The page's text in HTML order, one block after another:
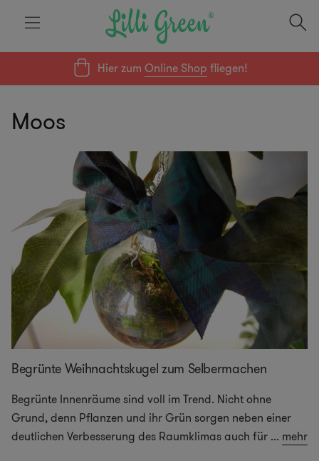
Hier zumOnline Shop fliegen!
Moos
Begrünte Weihnachtskugel zum Selbermachen
Begrünte Innenräume sind voll im Trend. Nicht ohne
Grund, denn Pflanzen und ihr Grün sorgen neben einer
deutlichen Verbesserung des Raumklimas auch für ... mehr